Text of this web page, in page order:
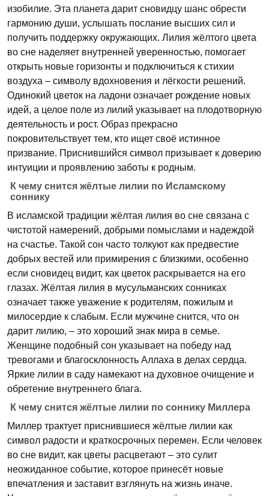
изобилие. Эта планета дарит сновидцу шанс обрести
гармонию души, услышать послание высших сил и
получить поддержку окружающих. Лилия жёлтого цвета
во сне наделяет внутренней уверенностью, помогает
открыть новые горизонты и подключиться к стихии
воздуха – символу вдохновения и лёгкости решений.
Одинокий цветок на ладони означает рождение новых
идей, а целое поле из лилий указывает на плодотворную
деятельность и рост. Образ прекрасно
покровительствует тем, кто ищет своё истинное
призвание. Приснившийся символ призывает к доверию
интуиции и проявлению заботы к родным.
К чему снится жёлтые лилии по Исламскому
соннику
В исламской традиции жёлтая лилия во сне связана с
чистотой намерений, добрыми помыслами и надеждой
на счастье. Такой сон часто толкуют как предвестие
добрых вестей или примирения с близкими, особенно
если сновидец видит, как цветок раскрывается на его
глазах. Жёлтая лилия в мусульманских сонниках
означает также уважение к родителям, пожилым и
милосердие к слабым. Если мужчине снится, что он
дарит лилию, – это хороший знак мира в семье.
Женщине подобный сон указывает на победу над
тревогами и благосклонность Аллаха в делах сердца.
Яркие лилии в саду намекают на духовное очищение и
обретение внутреннего блага.
К чему снится жёлтые лилии по соннику Миллера
Миллер трактует приснившиеся жёлтые лилии как
символ радости и краткосрочных перемен. Если человек
во сне видит, как цветы расцветают – это сулит
неожиданное событие, которое принесёт новые
впечатления и заставит взглянуть на жизнь иначе.